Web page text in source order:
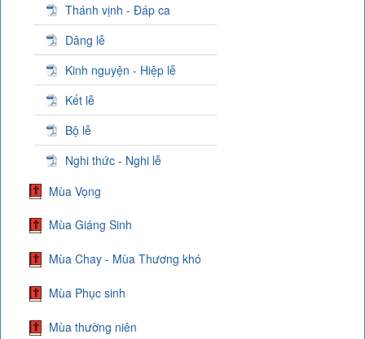
Thánh vịnh - Đáp ca
Dâng lễ
Kinh nguyện - Hiệp lễ
Kết lễ
Bộ lễ
Nghi thức - Nghi lễ
Mùa Vọng
Mùa Giáng Sinh
Mùa Chay - Mùa Thương khó
Mùa Phục sinh
Mùa thường niên